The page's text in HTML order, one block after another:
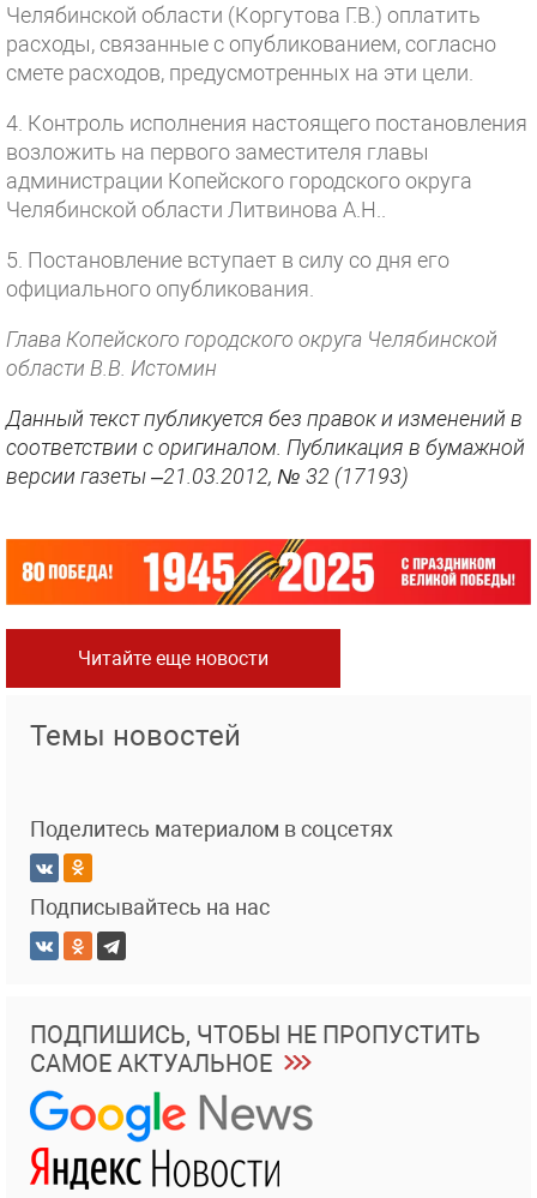
Челябинской области (Коргутова Г.В.) оплатить
расходы, связанные с опубликованием, согласно
смете расходов, предусмотренных на эти цели.
4. Контроль исполнения настоящего постановления
возложить на первого заместителя главы
администрации Копейского городского округа
Челябинской области Литвинова А.Н..
5. Постановление вступает в силу со дня его
официального опубликования.
Глава Копейского городского округа Челябинской
области В.В. Истомин
Данный текст публикуется без правок и изменений в
соответствии с оригиналом. Публикация в бумажной
версии газеты –21.03.2012, № 32 (17193)
Читайте еще новости
Темы новостей
Поделитесь материалом в соцсетях
Подписывайтесь на нас
ПОДПИШИСЬ, ЧТОБЫ НЕ ПРОПУСТИТЬ
САМОЕ АКТУАЛЬНОЕ